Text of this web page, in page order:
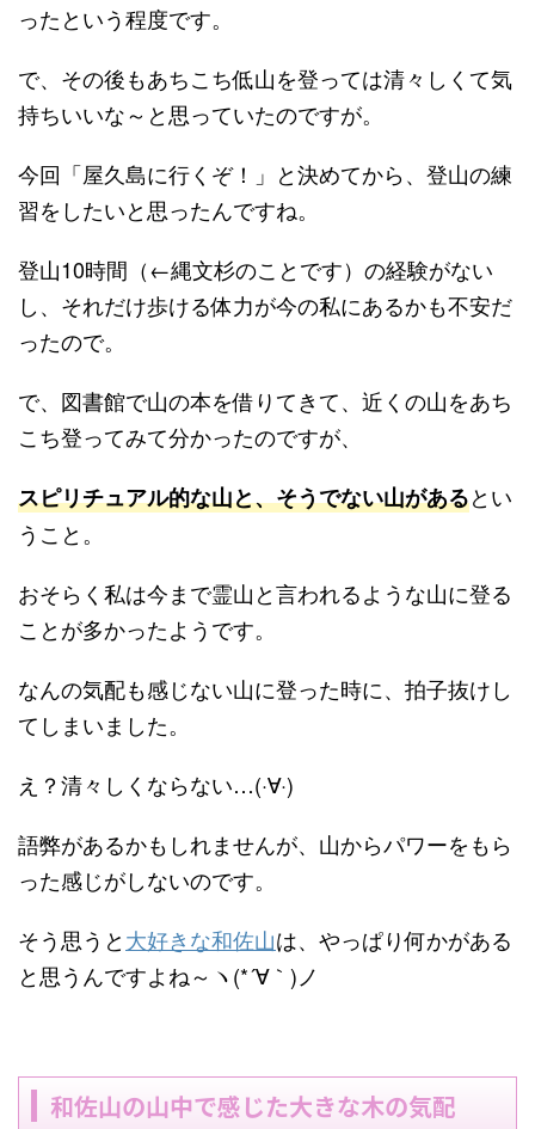
ったという程度です。
で、その後もあちこち低山を登っては清々しくて気
持ちいいな～と思っていたのですが。
今回「屋久島に行くぞ！」と決めてから、登山の練
習をしたいと思ったんですね。
登山10時間（←縄文杉のことです）の経験がない
し、それだけ歩ける体力が今の私にあるかも不安だ
ったので。
で、図書館で山の本を借りてきて、近くの山をあち
こち登ってみて分かったのですが、
スピリチュアル的な山と、そうでない山があるとい
うこと。
おそらく私は今まで霊山と言われるような山に登る
ことが多かったようです。
なんの気配も感じない山に登った時に、拍子抜けし
てしまいました。
え？清々しくならない…(·∀·)
語弊があるかもしれませんが、山からパワーをもら
った感じがしないのです。
そう思うと大好きな和佐山は、やっぱり何かがある
と思うんですよね～ヽ(*´∀｀)ノ
和佐山の山中で感じた大きな木の気配